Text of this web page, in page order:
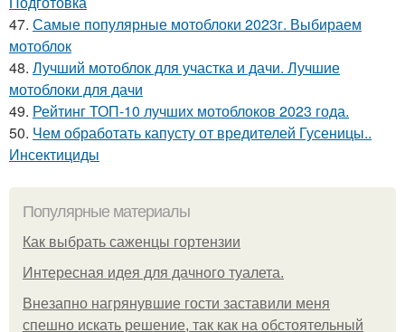
47. Самые популярные мотоблоки 2023г. Выбираем
мотоблок
48. Лучший мотоблок для участка и дачи. Лучшие
мотоблоки для дачи
49. Рейтинг ТОП-10 лучших мотоблоков 2023 года.
50. Чем обработать капусту от вредителей Гусеницы..
Инсектициды
Популярные материалы
Как выбрать саженцы гортензии
Интересная идея для дачного туалета.
Внезапно нагрянувшие гости заставили меня
спешно искать решение, так как на обстоятельный